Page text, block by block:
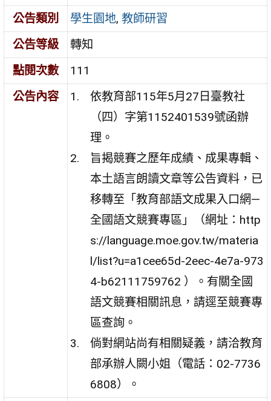
公告類別
學生園地,教師研習
公告等級
轉知
點閱次數
111
公告內容
依教育部115年5月27日臺教社
（四）字第1152401539號函辦
理。
旨揭競賽之歷年成績、成果專輯、
本土語言朗讀文章等公告資料，已
移轉至「教育部語文成果入口網—
全國語文競賽專區」（網址：http
s://language.moe.gov.tw/materia
l/list?u=a1cee65d-2eec-4e7a-973
4-b62111759762 ）。有關全國
語文競賽相關訊息，請逕至競賽專
區查詢。
倘對網站尚有相關疑義，請洽教育
部承辦人闕小姐（電話：02-7736
6808）。